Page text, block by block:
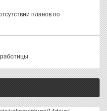
планов по